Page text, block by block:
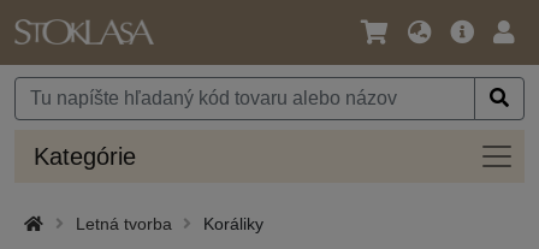
Jazyk
Mena
Hlavná
Kategórie
Letná tvorba Koráliky